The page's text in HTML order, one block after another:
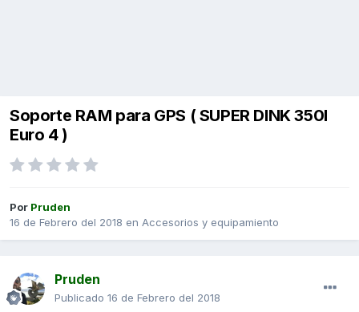
Soporte RAM para GPS ( SUPER DINK 350I
Euro 4 )
Por Pruden
16 de Febrero del 2018 en Accesorios y equipamiento
Pruden
Publicado 16 de Febrero del 2018